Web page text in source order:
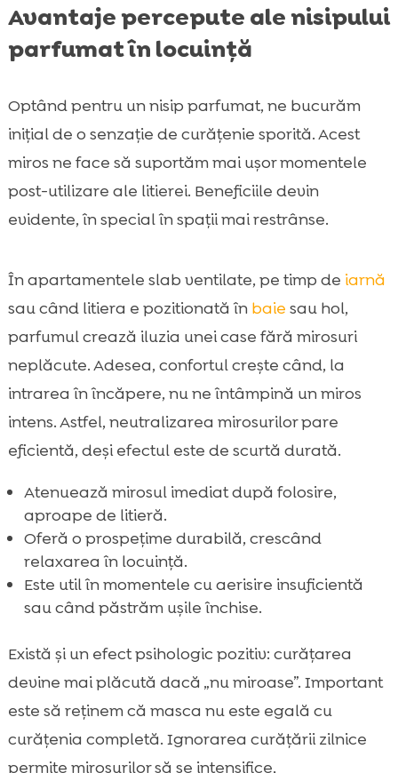
Avantaje percepute ale nisipului
parfumat în locuință
Optând pentru un nisip parfumat, ne bucurăm
inițial de o senzație de curățenie sporită. Acest
miros ne face să suportăm mai ușor momentele
post-utilizare ale litierei. Beneficiile devin
evidente, în special în spații mai restrânse.
În apartamentele slab ventilate, pe timp de iarnă
sau când litiera e pozitionată în baie sau hol,
parfumul crează iluzia unei case fără mirosuri
neplăcute. Adesea, confortul crește când, la
intrarea în încăpere, nu ne întâmpină un miros
intens. Astfel, neutralizarea mirosurilor pare
eficientă, deși efectul este de scurtă durată.
Atenuează mirosul imediat după folosire,
aproape de litieră.
Oferă o prospețime durabilă, crescând
relaxarea în locuință.
Este util în momentele cu aerisire insuficientă
sau când păstrăm ușile închise.
Există și un efect psihologic pozitiv: curățarea
devine mai plăcută dacă „nu miroase”. Important
este să reținem că masca nu este egală cu
curățenia completă. Ignorarea curățării zilnice
permite mirosurilor să se intensifice,